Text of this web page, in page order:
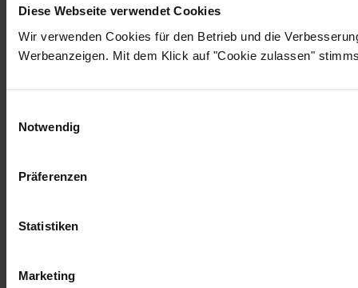
Diese Webseite verwendet Cookies
Wir verwenden Cookies für den Betrieb und die
Werbeanzeigen. Mit dem Klick auf "Cookie zulassen"
Notwendig
Präferenzen
Statistiken
Marketing
Vorhänge
Alu-Jalousien
Holzjalousien
Dachfenster
Facebook
Pinterest